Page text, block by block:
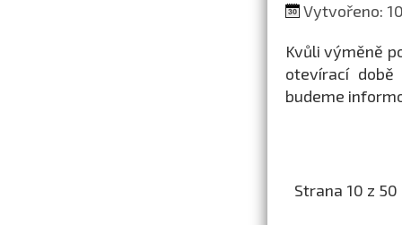
Vytvořeno:
Kvůli výměně
otevírací době
budeme
Strana 10 z 50